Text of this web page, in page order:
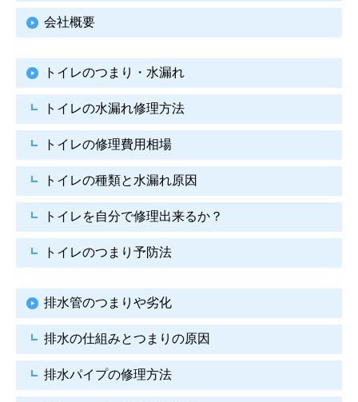
会社概要
トイレのつまり・水漏れ
トイレの水漏れ修理方法
トイレの修理費用相場
トイレの種類と水漏れ原因
トイレを自分で修理出来るか？
トイレのつまり予防法
排水管のつまりや劣化
排水の仕組みとつまりの原因
排水パイプの修理方法